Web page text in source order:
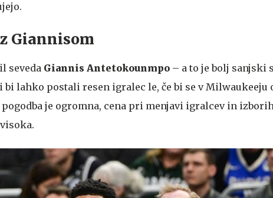
Giannisom
seveda Giannis Antetokounmpo – a to je bolj sanjski
lahko postali resen igralec le, če bi se v Milwaukeeju
pogodba je ogromna, cena pri menjavi igralcev in